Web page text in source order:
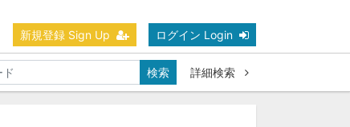
新規登録 Sign Up ログイン Login
検索 詳細検索